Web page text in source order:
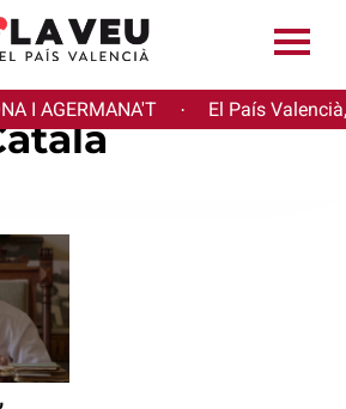
I AGERMANA'T · El País